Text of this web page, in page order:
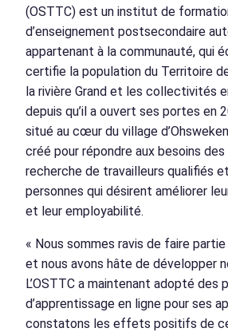
(OSTTC) est un institut de
d’enseignement postsecondaire
appartenant à la communauté, qui
certifie la population du Territoire
la rivière Grand et les collectivités
depuis qu’il a ouvert ses portes en
situé au cœur du village
créé pour répondre aux besoins
recherche de travailleurs qualifiés
personnes qui désirent améliorer
et leur employabilité.
« Nous sommes ravis de faire partie
et nous avons hâte de développer
L’OSTTC a maintenant adopté des
d’apprentissage en ligne pour ses
constatons les effets positifs de